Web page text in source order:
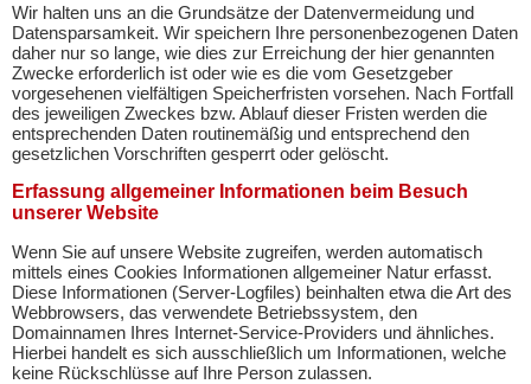
Wir halten uns an die Grundsätze der Datenvermeidung und
Datensparsamkeit. Wir speichern Ihre personenbezogenen Daten
daher nur so lange, wie dies zur Erreichung der hier genannten
Zwecke erforderlich ist oder wie es die vom Gesetzgeber
vorgesehenen vielfältigen Speicherfristen vorsehen. Nach Fortfall
des jeweiligen Zweckes bzw. Ablauf dieser Fristen werden die
entsprechenden Daten routinemäßig und entsprechend den
gesetzlichen Vorschriften gesperrt oder gelöscht.
Erfassung allgemeiner Informationen beim Besuch
unserer Website
Wenn Sie auf unsere Website zugreifen, werden automatisch
mittels eines Cookies Informationen allgemeiner Natur erfasst.
Diese Informationen (Server-Logfiles) beinhalten etwa die Art des
Webbrowsers, das verwendete Betriebssystem, den
Domainnamen Ihres Internet-Service-Providers und ähnliches.
Hierbei handelt es sich ausschließlich um Informationen, welche
keine Rückschlüsse auf Ihre Person zulassen.